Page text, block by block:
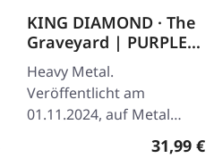
KING DIAMOND · The
Graveyard | PURPLE
RED WHITE MARBLED
2LP
Heavy Metal.
Veröffentlicht am
01.11.2024, auf Metal
31,99 €